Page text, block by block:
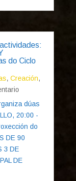
do Ciclo
, Creación,
dúas
20:00 -
do
DE 90
3 DE
DE